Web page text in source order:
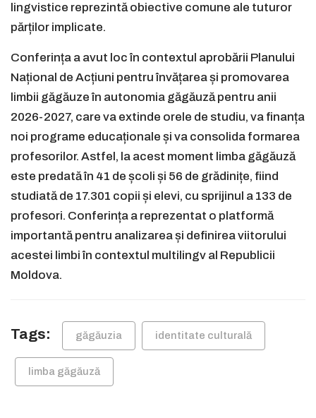
lingvistice reprezintă obiective comune ale tuturor
părților implicate.
Conferința a avut loc în contextul aprobării Planului
Național de Acțiuni pentru învățarea și promovarea
limbii găgăuze în autonomia găgăuză pentru anii
2026-2027, care va extinde orele de studiu, va finanța
noi programe educaționale și va consolida formarea
profesorilor. Astfel, la acest moment limba găgăuză
este predată în 41 de școli și 56 de grădinițe, fiind
studiată de 17.301 copii și elevi, cu sprijinul a 133 de
profesori. Conferința a reprezentat o platformă
importantă pentru analizarea și definirea viitorului
acestei limbi în contextul multilingv al Republicii
Moldova.
Tags: găgăuzia identitate culturală
limba găgăuză